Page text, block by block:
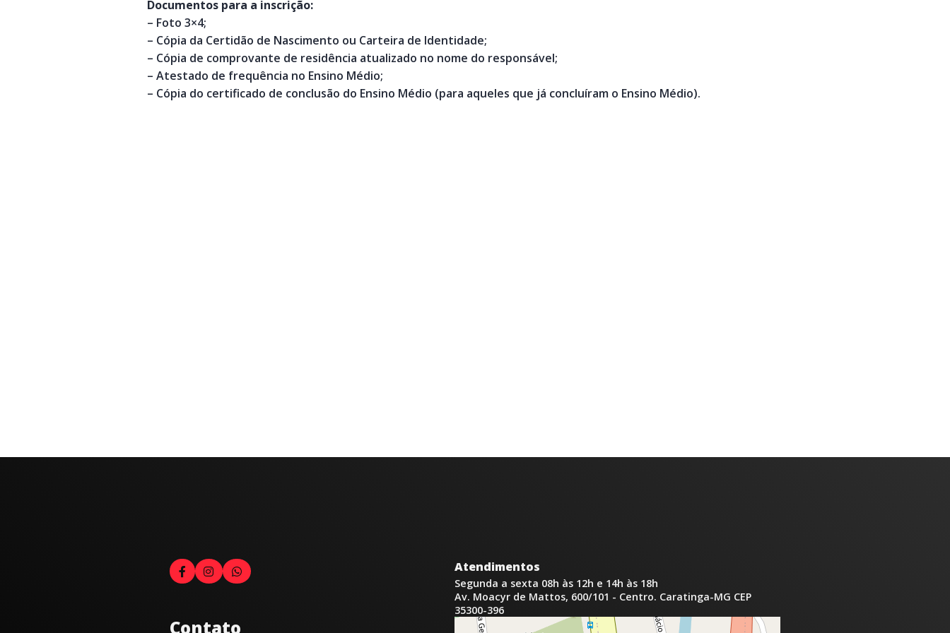
Documentos para a inscrição:
– Foto 3×4;
– Cópia da Certidão de Nascimento ou Carteira de Identidade;
– Cópia de comprovante de residência atualizado no nome do responsável;
– Atestado de frequência no Ensino Médio;
– Cópia do certificado de conclusão do Ensino Médio (para aqueles que já concluíram o Ensino Médio).
Contato
Atendimentos
Segunda a sexta 08h às 12h e 14h às 18h
Av. Moacyr de Mattos, 600/101 - Centro. Caratinga-MG CEP
35300-396